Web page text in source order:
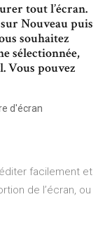
tout l’écran.
Nouveau puis
souhaitez
sélectionnée,
Vous pouvez
d'écran
facilement et
de l’écran, ou